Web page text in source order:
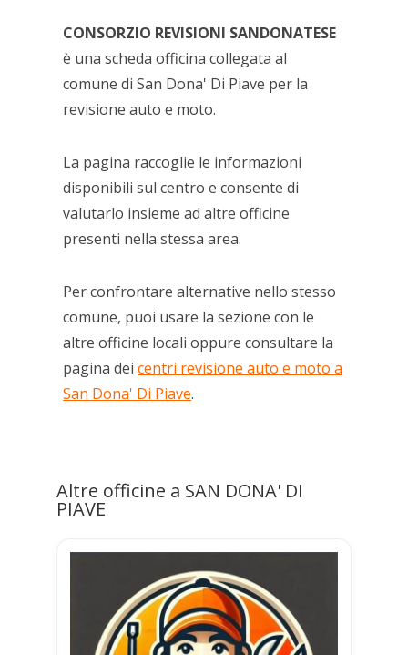
CONSORZIO REVISIONI SANDONATESE
è una scheda officina collegata al
comune di San Dona' Di Piave per la
revisione auto e moto.
La pagina raccoglie le informazioni
disponibili sul centro e consente di
valutarlo insieme ad altre officine
presenti nella stessa area.
Per confrontare alternative nello stesso
comune, puoi usare la sezione con le
altre officine locali oppure consultare la
pagina deicentri revisione auto e moto a
San Dona' Di Piave.
Altre officine a SAN DONA' DI
PIAVE